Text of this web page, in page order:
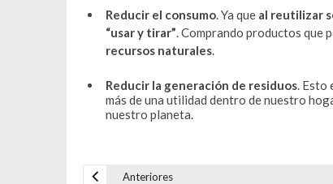
Reducir el consumo . Ya que al reutilizar
“usar y tirar” . Comprando productos que
recursos naturales
Reducir la generación de residuos .
más de una utilidad dentro de nuestro
nuestro planeta.
Anteriores